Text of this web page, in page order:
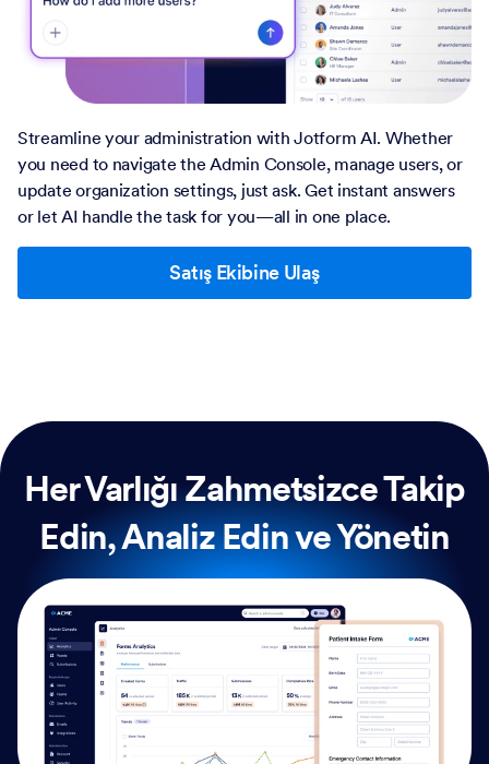
Streamline your administration with Jotform AI. Whether
you need to navigate the Admin Console, manage users, or
update organization settings, just ask. Get instant answers
or let AI handle the task for you—all in one place.
Satış Ekibine Ulaş
Her Varlığı Zahmetsizce Takip
Edin, Analiz Edin ve Yönetin